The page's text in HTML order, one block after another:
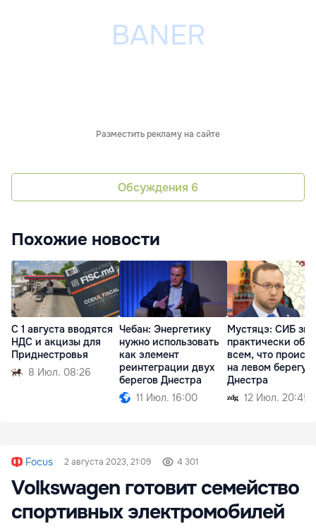
Разместить рекламу на сайте
Обсуждения 6
Похожие новости
С 1 августа вводятся
НДС и акцизы для
Приднестровья
8 Июл. 08:26
Чебан: Энергетику
нужно использовать
как элемент
реинтеграции двух
берегов Днестра
11 Июл. 16:00
Мустяцэ: СИБ
практически обо
всем, что
на левом берегу
Днестра
12 Июл. 20:45
Focus 2 августа 2023, 21:09 4 301
Volkswagen готовит семейство
спортивных электромобилей